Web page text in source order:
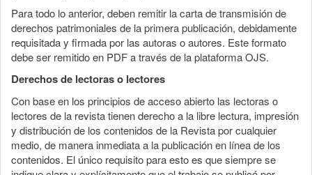
Para todo lo anterior, deben remitir la carta de transmisión de
derechos patrimoniales de la primera publicación, debidamente
requisitada y firmada por las autoras o autores. Este formato
debe ser remitido en PDF a través de la plataforma OJS.
Derechos de lectoras o lectores
Con base en los principios de acceso abierto las lectoras o
lectores de la revista tienen derecho a la libre lectura, impresión
y distribución de los contenidos de la Revista por cualquier
medio, de manera inmediata a la publicación en línea de los
contenidos. El único requisito para esto es que siempre se